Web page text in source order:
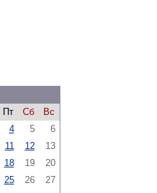
Пт Сб
Вс
4 5
6
11 12
13
18 19
20
25 26
27